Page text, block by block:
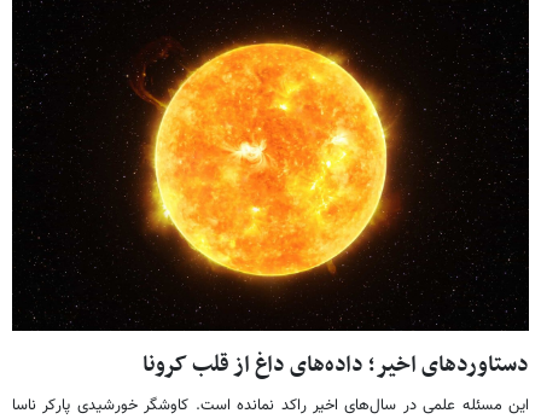
دستاوردهای اخیر؛ داده‌های داغ از قلب کرونا
این مسئله علمی در سال‌های اخیر راکد نمانده است. کاوشگر خورشیدی پارکر ناسا